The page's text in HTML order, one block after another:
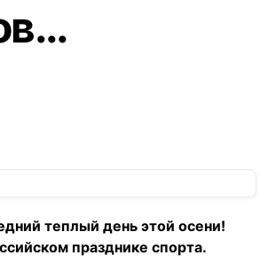
теплый день этой осени!
празднике спорта.